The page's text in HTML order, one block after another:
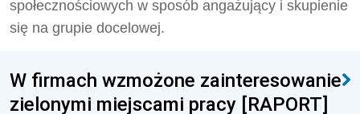
społecznościowych w sposób angażujący i skupienie
się na grupie docelowej.
W firmach wzmożone zainteresowanie
zielonymi miejscami pracy [RAPORT]